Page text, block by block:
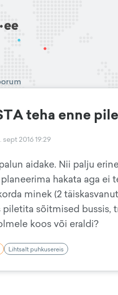
teha enne
sept 2016 19:29
aidake. Nii palju
hakata aga ei
minek (2
piletita sõitmised bussis,
koos või eraldi?
Lihtsalt puhkusereis